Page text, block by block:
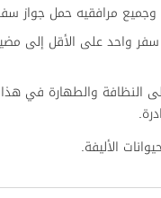
مرافقيه حمل جواز
واحد على الأقل إلى
النظافة والطهارة في
الأليفة.